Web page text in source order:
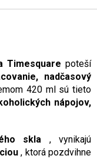
Timesquare poteší
nadčasový
420 ml sú tieto
nápojov,
skla , vynikajú
, ktorá pozdvihne